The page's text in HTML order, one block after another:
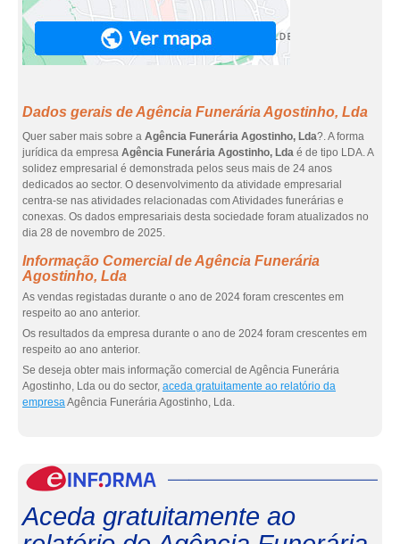
Dados gerais de Agência Funerária Agostinho, Lda
Quer saber mais sobre a Agência Funerária Agostinho, Lda?. A forma
jurídica da empresa Agência Funerária Agostinho, Lda é de tipo LDA. A
solidez empresarial é demonstrada pelos seus mais de 24 anos
dedicados ao sector. O desenvolvimento da atividade empresarial
centra-se nas atividades relacionadas com Atividades funerárias e
conexas. Os dados empresariais desta sociedade foram atualizados no
dia 28 de novembro de 2025.
Informação Comercial de Agência Funerária
Agostinho, Lda
As vendas registadas durante o ano de 2024 foram crescentes em
respeito ao ano anterior.
Os resultados da empresa durante o ano de 2024 foram crescentes em
respeito ao ano anterior.
Se deseja obter mais informação comercial de Agência Funerária
Agostinho, Lda ou do sector, aceda gratuitamente ao relatório da
empresaAgência Funerária Agostinho, Lda.
Aceda gratuitamente ao